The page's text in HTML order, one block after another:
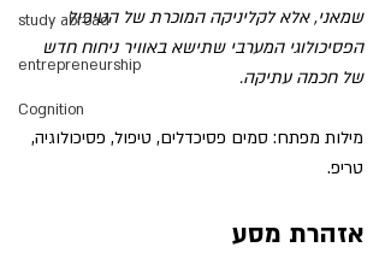
study abroad
entrepreneurship
Cognition
שמאני, אלא לקליניקה המוכרת של הטיפול
הפסיכולוגי המערבי שתישא באוויר ניחוח חדש
של חכמה עתיקה.
מילות מפתח: סמים פסיכדלים, טיפול, פסיכולוגיה,
טריפ.
אזהרת מסע